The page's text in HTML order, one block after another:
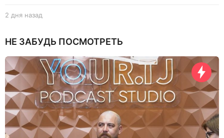
2 дня назад
я
а
з
д
НЕ ЗАБУДЬ ПОСМОТРЕТЬ